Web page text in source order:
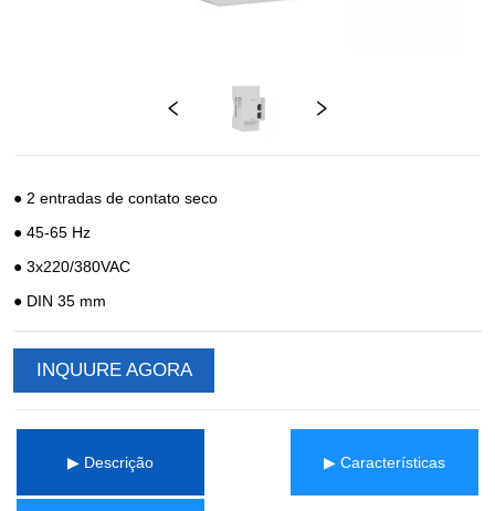
INQUURE AGORA
▶ Descrição ▶ Características